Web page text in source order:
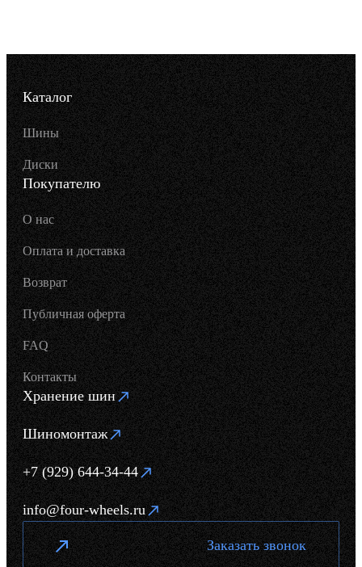
Каталог
Шины
Диски
Покупателю
О нас
Оплата и доставка
Возврат
Публичная оферта
FAQ
Контакты
Хранение шин
Шиномонтаж
+7 (929) 644-34-44
info@four-wheels.ru
Заказать звонок